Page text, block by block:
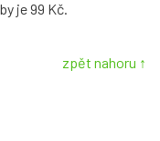
je 99 Kč.
zpět nahoru ↑